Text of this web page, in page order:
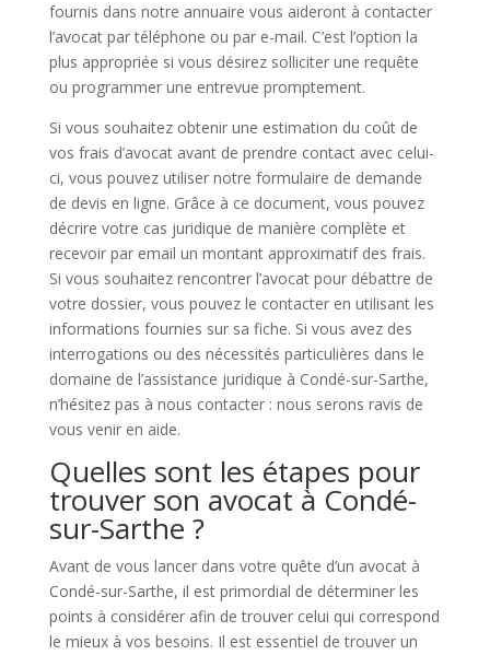
fournis dans notre annuaire vous aideront à contacter
l’avocat par téléphone ou par e-mail. C’est l’option la
plus appropriée si vous désirez solliciter une requête
ou programmer une entrevue promptement.
Si vous souhaitez obtenir une estimation du coût de
vos frais d’avocat avant de prendre contact avec celui-
ci, vous pouvez utiliser notre formulaire de demande
de devis en ligne. Grâce à ce document, vous pouvez
décrire votre cas juridique de manière complète et
recevoir par email un montant approximatif des frais.
Si vous souhaitez rencontrer l’avocat pour débattre de
votre dossier, vous pouvez le contacter en utilisant les
informations fournies sur sa fiche. Si vous avez des
interrogations ou des nécessités particulières dans le
domaine de l’assistance juridique à Condé-sur-Sarthe,
n’hésitez pas à nous contacter : nous serons ravis de
vous venir en aide.
Quelles sont les étapes pour
trouver son avocat à Condé-
sur-Sarthe ?
Avant de vous lancer dans votre quête d’un avocat à
Condé-sur-Sarthe, il est primordial de déterminer les
points à considérer afin de trouver celui qui correspond
le mieux à vos besoins. Il est essentiel de trouver un